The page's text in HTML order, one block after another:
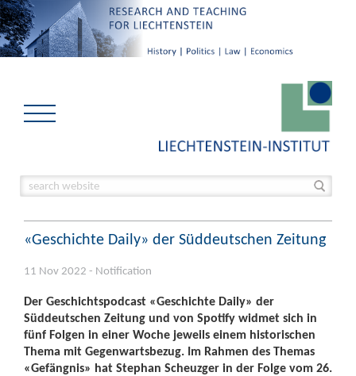
«Geschichte Daily» der Süddeutschen Zeitung
11 Nov 2022 - Notification
Der Geschichtspodcast «Geschichte Daily» der
Süddeutschen Zeitung und von Spotify widmet sich in
fünf Folgen in einer Woche jeweils einem historischen
Thema mit Gegenwartsbezug. Im Rahmen des Themas
«Gefängnis» hat Stephan Scheuzger in der Folge vom 26.